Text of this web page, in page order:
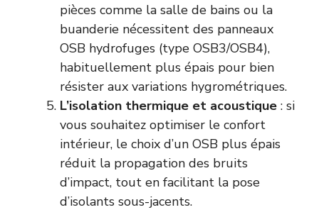
pièces comme la salle de bains ou la
buanderie nécessitent des panneaux
OSB hydrofuges (type OSB3/OSB4),
habituellement plus épais pour bien
résister aux variations hygrométriques.
L’isolation thermique et acoustique : si
vous souhaitez optimiser le confort
intérieur, le choix d’un OSB plus épais
réduit la propagation des bruits
d’impact, tout en facilitant la pose
d’isolants sous-jacents.